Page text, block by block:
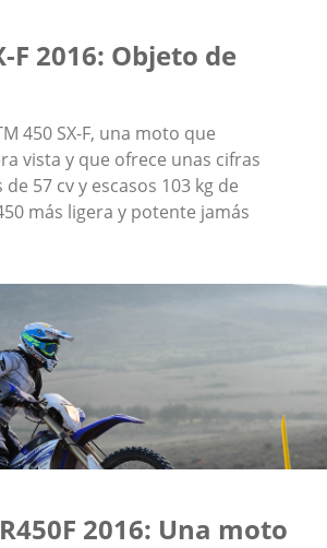
F 2016: Objeto de
450 SX-F, una moto que
vista y que ofrece unas cifras
57 cv y escasos 103 kg de
más ligera y potente jamás
2016: Una moto